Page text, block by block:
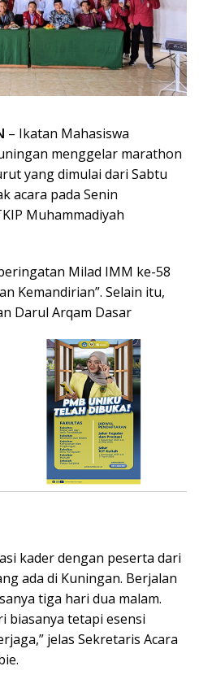
– Ikatan Mahasiswa
menggelar marathon
yang dimulai dari Sabtu
acara pada Senin
Muhammadiyah
Milad IMM ke-58
Kemandirian”. Selain itu,
Darul Arqam Dasar
kader dengan peserta dari
ada di Kuningan. Berjalan
tiga hari dua malam.
biasanya tetapi esensi
jelas Sekretaris Acara